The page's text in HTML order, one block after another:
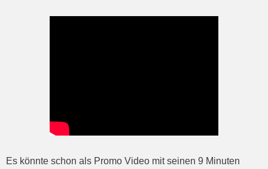
Es könnte schon als Promo Video mit seinen 9 Minuten